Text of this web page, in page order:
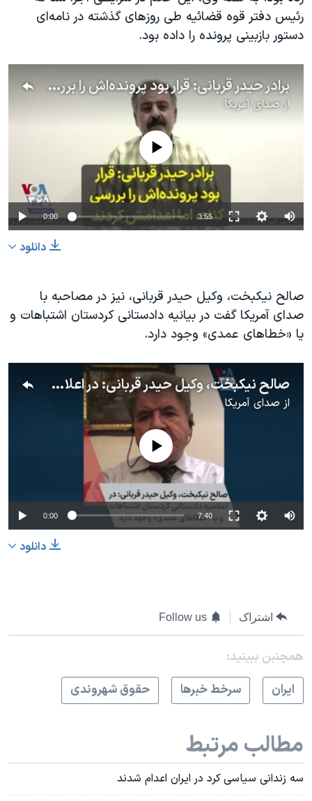
رئیس دفتر قوه قضائیه طی روزهای گذشته در نامه‌ای
دستور بازبینی پرونده را داده بود.
برادر حیدر قربانی: قرار بود پرونده‌اش را بررسی کنند، اما اعدامش کردند
از صدای آمریکا
No media source currently available
0:00 3:55
دانلود
صالح نیکبخت، وکیل حیدر قربانی، نیز در مصاحبه با
صدای آمریکا گفت در بیانیه دادستانی کردستان اشتباهات و
یا «خطاهای عمدی» وجود دارد.
صالح نیکبخت، وکیل حیدر قربانی: در اعلامیه دادستانی کردستان اشتباهات و یا «خطاهای عمدی» وجود دارد
از صدای آمریکا
No media source currently available
0:00 7:40
دانلود
اشتراک Follow us
همچنبن ببینید:
ايران
سرخط خبرها حقوق شهروندی
مطالب مرتبط
سه زندانی سیاسی کرد در ایران اعدام شدند